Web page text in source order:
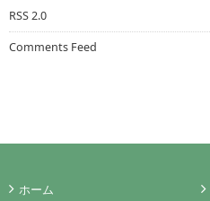
RSS 2.0
Comments Feed
ホーム